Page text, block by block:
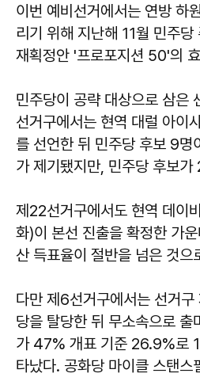
이번 예비선거에서는 연방 하
리기 위해 지난해 11월 민주
재획정안 '프로포지션 50'의
민주당이 공략 대상으로 삼은
선거구에서는 현역 대럴 아이
를 선언한 뒤 민주당 후보 9명
가 제기됐지만, 민주당 후보
제22선거구에서도 현역 데이
화)이 본선 진출을 확정한 가
산 득표율이 절반을 넘은 것으
다만 제6선거구에서는 선거
당을 탈당한 뒤 무소속으로 출
가 47% 개표 기준 26.9%로
타났다. 공화당 마이클 스탠스